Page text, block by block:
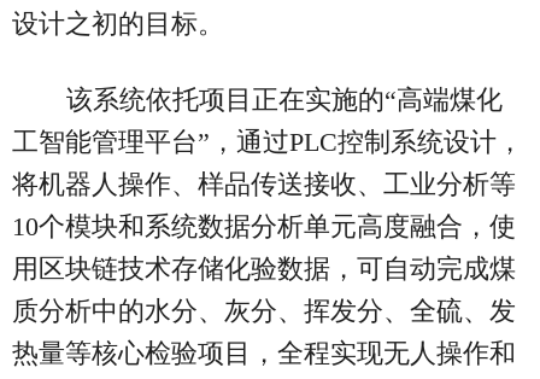
设计之初的目标。
该系统依托项目正在实施的“高端煤化
工智能管理平台”，通过PLC控制系统设计，
将机器人操作、样品传送接收、工业分析等
10个模块和系统数据分析单元高度融合，使
用区块链技术存储化验数据，可自动完成煤
质分析中的水分、灰分、挥发分、全硫、发
热量等核心检验项目，全程实现无人操作和